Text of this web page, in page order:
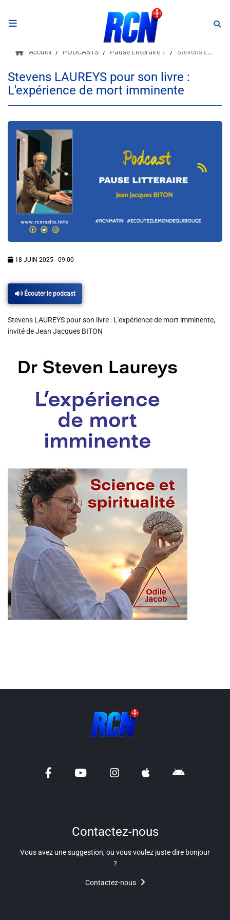
RADIO
Podcasts
Programmes
Faire un don
Evènements
Météo Nice
Info routes
Issa Nissa OGC Nice
RCN Soutiens
MEDIAS
Vidéos / Clips
Ecrire à RCN
Liens utiles
Shabbat Project
Métropole Nice Côte d'Azur
Ville de Nice
Nice 24
CCAS NICE
Département des Alpes Maritimes
Ma Région Sud
Accueil PODCASTS Pause Littéraire 1 Stevens LAUREYS pour son livre : L'expérience de mort imminente
Stevens LAUREYS pour son livre :
L'expérience de mort imminente
18 JUIN 2025 - 09:00
Écouter le podcast
Stevens LAUREYS pour son livre : L'expérience de mort imminente,
invité de Jean Jacques BITON
Contactez-nous
Vous avez une suggestion, ou vous voulez juste dire bonjour
?
Contactez-nous